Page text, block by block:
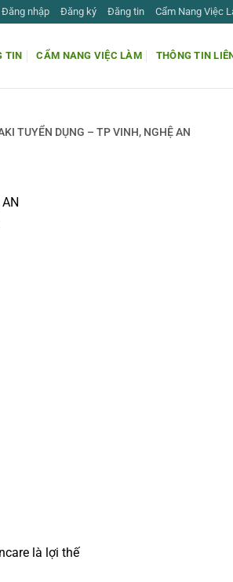
Đăng nhập Đăng ký Đăng tin Cẩm Nang Việc
TIN CẨM NANG VIỆC LÀM THÔNG TIN
TUYỂN DỤNG – TP VINH, NGHỆ AN
là lợi thế